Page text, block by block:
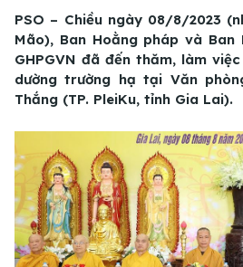
PSO – Chiều ngày 08/8/2023
Mão), Ban Hoằng pháp và Ban
GHPGVN đã đến thăm, làm
dường trường hạ tại Văn
Thắng (TP. PleiKu, tỉnh Gia Lai).